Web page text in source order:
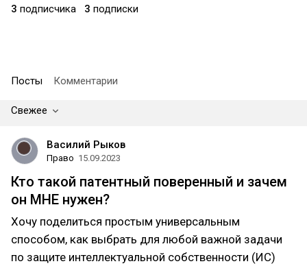
3 подписчика 3 подписки
Посты Комментарии
Свежее
Василий Рыков
Право 15.09.2023
Кто такой патентный поверенный и зачем
он МНЕ нужен?
Хочу поделиться простым универсальным
способом, как выбрать для любой важной задачи
по защите интеллектуальной собственности (ИС)